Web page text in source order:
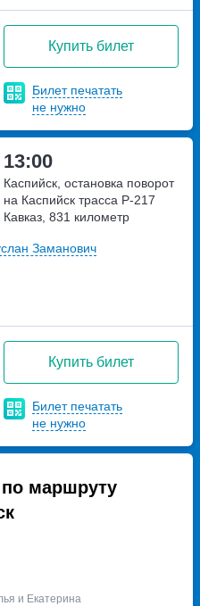
Купить билет
Билет печатать
не нужно
13:00
Купить билет
Билет печатать
не нужно
Каспийск, остановка поворот
на Каспийск трасса Р-217
Кавказ, 831 километр
Заманович
маршруту
и Екатерина